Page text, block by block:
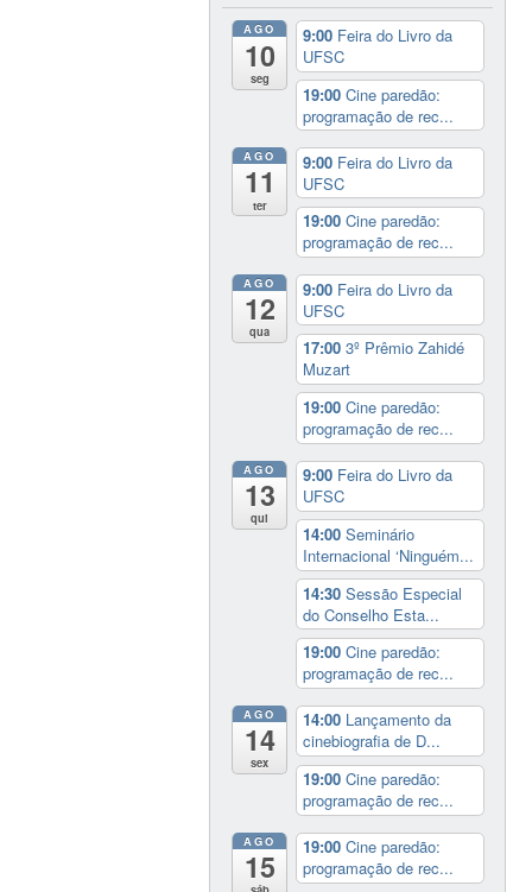
AGO
10
seg
9:00 Feira do Livro da
UFSC
19:00Cine paredão:
programação de rec...
AGO
11
ter
9:00 Feira do Livro da
UFSC
19:00Cine paredão:
programação de rec...
AGO
12
qua
9:00 Feira do Livro da
UFSC
17:003º Prêmio Zahidé
Muzart
19:00Cine paredão:
programação de rec...
AGO
13
qui
9:00 Feira do Livro da
UFSC
14:00Seminário
Internacional ‘Ninguém...
14:30Sessão Especial
do Conselho Esta...
19:00Cine paredão:
programação de rec...
AGO
14
sex
14:00 Lançamento da
cinebiografia de D...
19:00Cine paredão:
programação de rec...
AGO
15
19:00Cine paredão:
programação de rec...